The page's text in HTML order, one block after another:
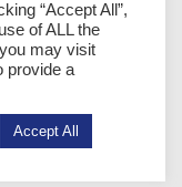
SÃO PAULO
VITÓRIA
Rio de Janeiro -
6200
“Accept All”,
of ALL the
may visit
provide a
Accept All